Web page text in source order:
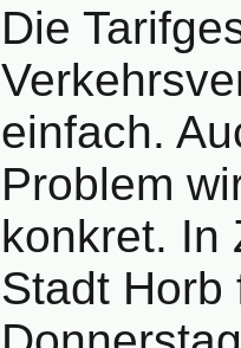
Die
einfach.
Problem
konkret. In
Stadt Horb